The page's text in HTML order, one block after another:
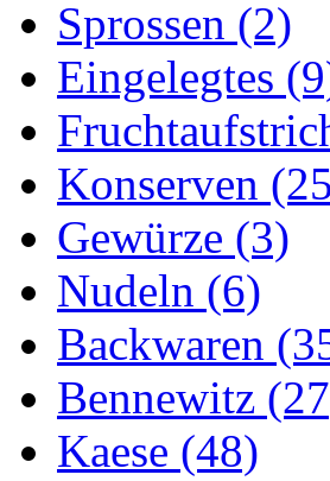
Sprossen (2)
Eingelegtes
Konserven
Gewürze (3)
Nudeln (6)
Backwaren
Bennewitz
Kaese (48)